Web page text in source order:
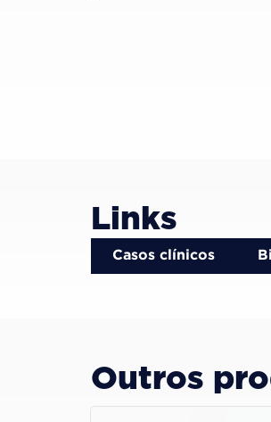
Links
Casos clínicos
Outros